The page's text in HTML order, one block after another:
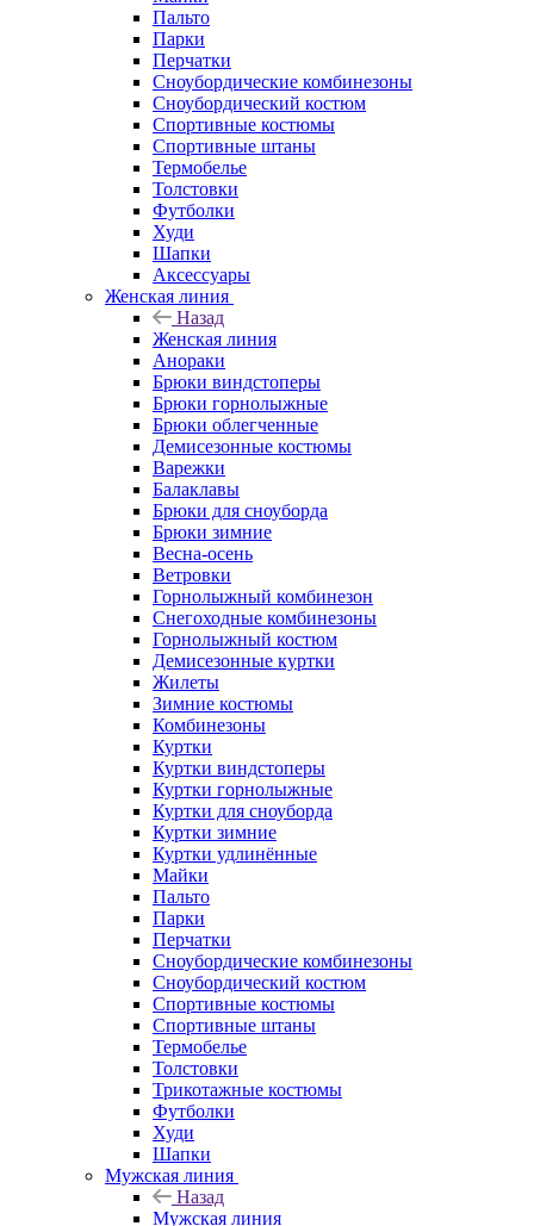
Пальто
Парки
Перчатки
Сноубордические комбинезоны
Сноубордический костюм
Спортивные костюмы
Спортивные штаны
Термобелье
Толстовки
Футболки
Худи
Шапки
Аксессуары
Женская линия
Назад
Женская линия
Анораки
Брюки виндстоперы
Брюки горнолыжные
Брюки облегченные
Демисезонные костюмы
Варежки
Балаклавы
Брюки для сноуборда
Брюки зимние
Весна-осень
Ветровки
Горнолыжный комбинезон
Снегоходные комбинезоны
Горнолыжный костюм
Демисезонные куртки
Жилеты
Зимние костюмы
Комбинезоны
Куртки
Куртки виндстоперы
Куртки горнолыжные
Куртки для сноуборда
Куртки зимние
Куртки удлинённые
Майки
Пальто
Парки
Перчатки
Сноубордические комбинезоны
Сноубордический костюм
Спортивные костюмы
Спортивные штаны
Термобелье
Толстовки
Трикотажные костюмы
Футболки
Худи
Шапки
Мужская линия
Назад
Мужская линия